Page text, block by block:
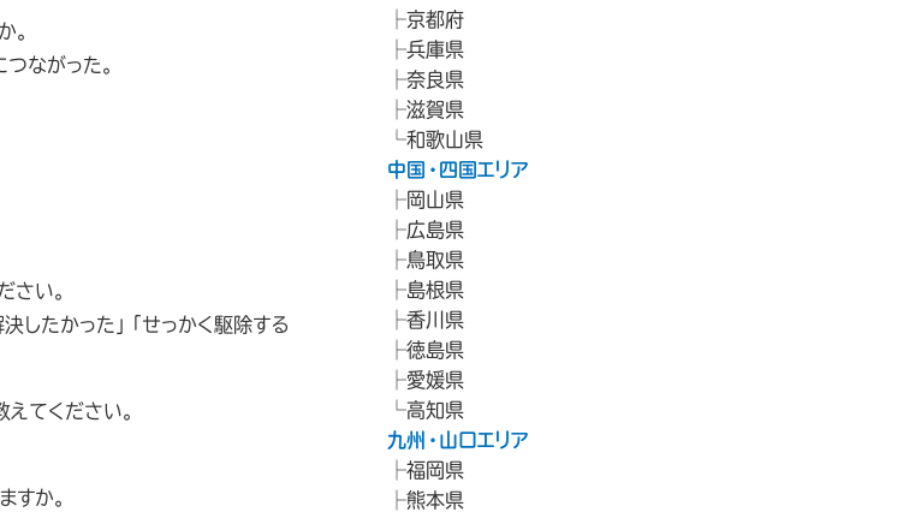
。
ながった。
さい。
したかった」「せっかく駆除する
てください。
すか。
京都府
兵庫県
奈良県
滋賀県
和歌山県
中国・四国エリア
岡山県
広島県
鳥取県
島根県
香川県
徳島県
愛媛県
高知県
九州・山口エリア
福岡県
熊本県